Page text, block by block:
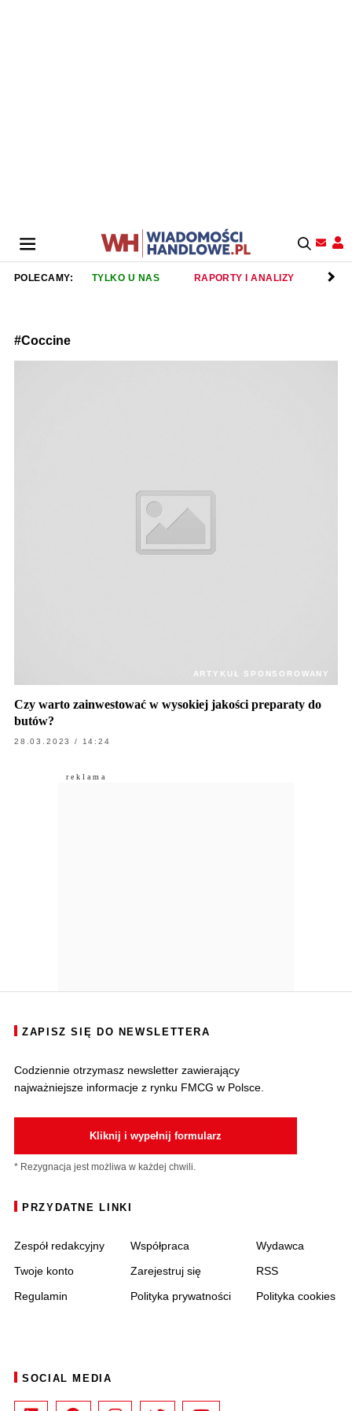
POLECAMY: TYLKO U NAS RAPORTY I ANALIZY
#Coccine
ARTYKUŁ SPONSOROWANY
Czy warto zainwestować w wysokiej jakości preparaty do
butów?
28.03.2023 / 14:24
ZAPISZ SIĘ DO NEWSLETTERA
Codziennie otrzymasz newsletter zawierający
najważniejsze informacje z rynku FMCG w Polsce.
Kliknij i wypełnij formularz
* Rezygnacja jest możliwa w każdej chwili.
PRZYDATNE LINKI
Zespół redakcyjny Współpraca
Wydawca
Twoje konto
Zarejestruj się
RSS
Regulamin
Polityka prywatności Polityka cookies
SOCIAL MEDIA